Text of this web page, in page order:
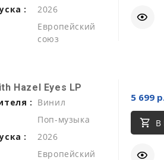
:
2026
Европейский
союз
Hazel Eyes LP
: Винил
Поп-музыка
:
2026
Европейский
5 699
В